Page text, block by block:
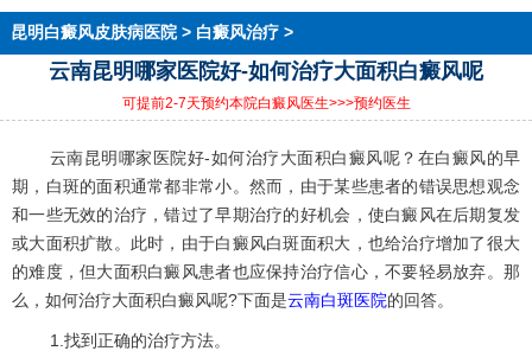
昆明白癜风皮肤病医院> 白癜风治疗>
云南昆明哪家医院好-如何治疗大面积白癜风呢
可提前2-7天预约本院白癜风医生>>>预约医生
云南昆明哪家医院好-如何治疗大面积白癜风呢？在白癜风的早
期，白斑的面积通常都非常小。然而，由于某些患者的错误思想观念
和一些无效的治疗，错过了早期治疗的好机会，使白癜风在后期复发
或大面积扩散。此时，由于白癜风白斑面积大，也给治疗增加了很大
的难度，但大面积白癜风患者也应保持治疗信心，不要轻易放弃。那
么，如何治疗大面积白癜风呢?下面是云南白斑医院的回答。
1.找到正确的治疗方法。